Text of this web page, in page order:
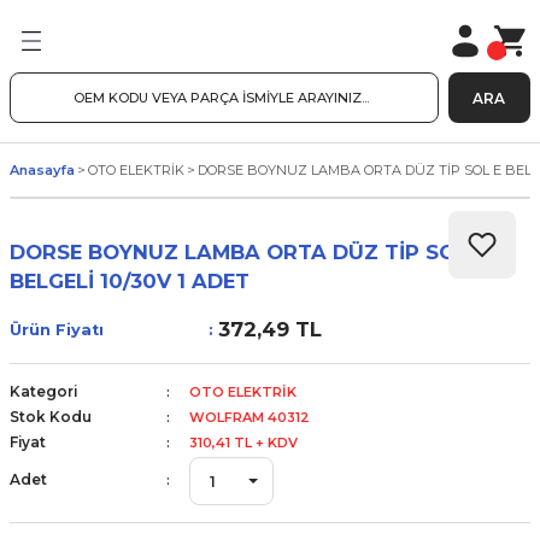
ARA
Anasayfa OTO ELEKTRİK DORSE BOYNUZ LAMBA ORTA DÜZ TİP SOL E
DORSE BOYNUZ LAMBA ORTA DÜZ TİP SOL E
BELGELİ 10/30V 1 ADET
Ürün Fiyatı 372,49 TL
Kategori OTO ELEKTRİK
Stok Kodu WOLFRAM 40312
Fiyat 310,41 TL + KDV
Adet